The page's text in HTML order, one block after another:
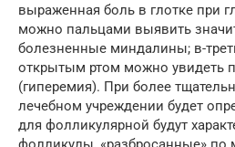
выраженная боль в глотке при
можно пальцами выявить
болезненные миндалины; в-
открытым ртом можно увидеть
(гиперемия). При более
лечебном учреждении будет
для фолликулярной будут